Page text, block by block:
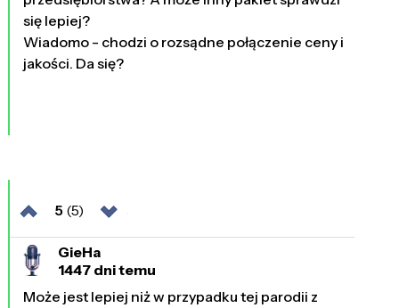
się lepiej?
Wiadomo - chodzi o rozsądne połączenie ceny i
jakości. Da się?
5 (5)
GieHa
1447 dni temu
Może jest lepiej niż w przypadku tej parodii z